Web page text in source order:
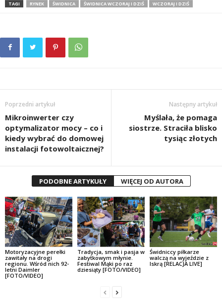
TAGI RYNEK ŚWIDNICA ŚWIDNICA WCZORAJ I DZIŚ WCZORAJ I DZIŚ
Poprzedni artykuł
Mikroinwerter czy
optymalizator mocy – co i
kiedy wybrać do domowej
instalacji fotowoltaicznej?
Następny artykuł
Myślała, że pomaga
siostrze. Straciła blisko
tysiąc złotych
PODOBNE ARTYKUŁY WIĘCEJ OD AUTORA
Motoryzacyjne perełki
zawitały na drogi
regionu. Wśród nich 92-
letni Daimler
[FOTO/VIDEO]
Tradycja, smak i pasja w
zabytkowym młynie.
Festiwal Mąki po raz
dziesiąty [FOTO/VIDEO]
Świdniccy piłkarze
walczą na wyjeździe z
Iskrą [RELACJA LIVE]